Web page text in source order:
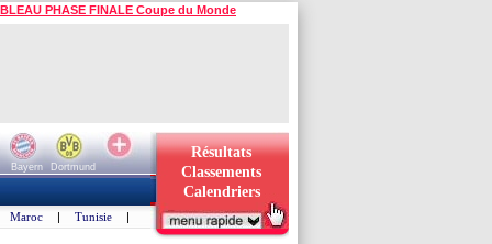
PHASE FINALE Coupe du Monde
Bayern
Dortmund
Résultats
Classements
Calendriers
Maroc | Tunisie |